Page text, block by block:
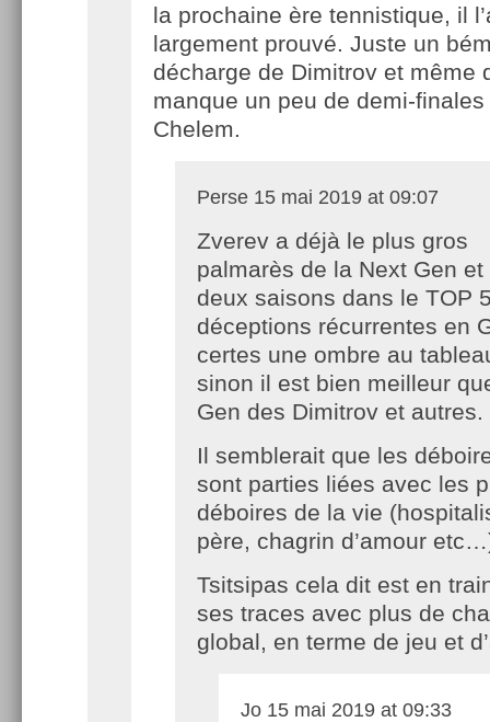
la prochaine ère tennistique, il
largement prouvé. Juste un
décharge de Dimitrov et même
manque un peu de demi-
Chelem.
Perse 15 mai 2019 at 09:07
Zverev a déjà le plus gros
palmarès de la Next Gen et
deux saisons dans le TOP
déceptions récurrentes en
certes une ombre au
sinon il est bien meilleur
Gen des Dimitrov et autres.
Il semblerait que les
sont parties liées avec les
déboires de la vie
père, chagrin d’amour
Tsitsipas cela dit est en
ses traces avec plus de
global, en terme de jeu et
Jo 15 mai 2019 at 09:33